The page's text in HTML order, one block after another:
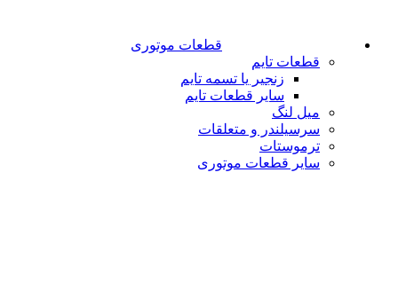
قطعات موتوری
قطعات تایم
زنجیر یا تسمه تایم
سایر قطعات تایم
میل لنگ
سرسیلندر و متعلقات
ترموستات
سایر قطعات موتوری